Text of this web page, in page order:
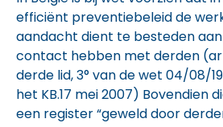
efficiënt preventiebeleid de
aandacht dient te besteden
contact hebben met derden
derde lid, 3° van de wet 04/08/
het KB.17 mei 2007) Bovendien
een register “geweld door